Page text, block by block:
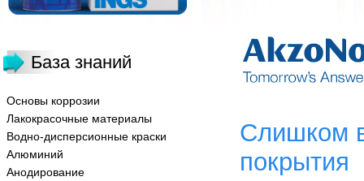
База знаний
Основы коррозии
Лакокрасочные материалы
Водно-дисперсионные краски
Алюминий
Анодирование
Слишком
покрытия